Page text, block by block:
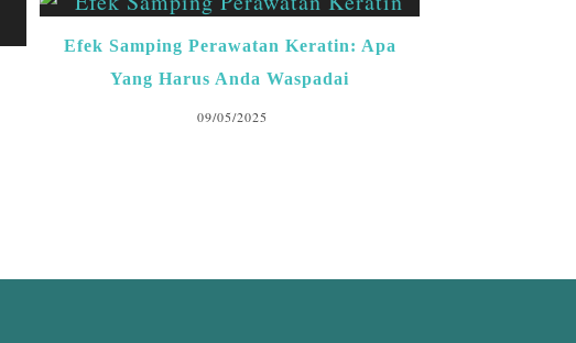
Efek Samping Perawatan Keratin: Apa
Yang Harus Anda Waspadai
09/05/2025